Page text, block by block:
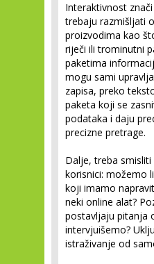
Interaktivnost
trebaju razmišljati
proizvodima kao
riječi ili trominutni
paketima
mogu sami
zapisa, preko
paketa koji se
podataka i daju
precizne pretrage.
Dalje, treba smisliti
korisnici: možemo
koji imamo
neki online alat?
postavljaju pitanja
intervjuišemo?
istraživanje od